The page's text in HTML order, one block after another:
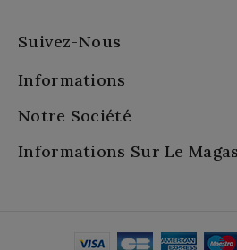
Suivez-Nous
Informations
Notre Société
Informations Sur Le